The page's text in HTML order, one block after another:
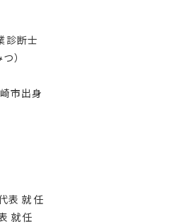
診断士
）
市出身
表 就任
就任